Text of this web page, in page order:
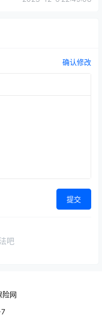
确认修改
提交
吧
险网